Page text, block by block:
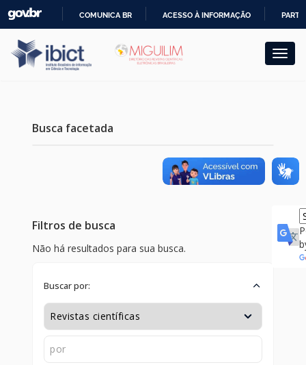
navigation
PARA
O
COMUNICA BR ACESSO À INFORMAÇÃO
Busca facetada
Filtros de busca
Não há resultados para sua busca.
Buscar por: